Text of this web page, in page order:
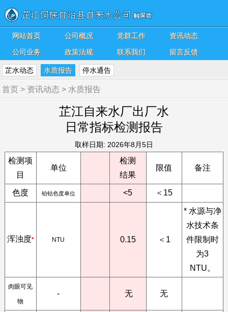
网站首页 公司概况 党群工作
资讯动态
公司业务
政策法规 联系我们 留言反馈
芷水动态 水质报告 停水通告
首页 > 资讯动态 > 水质报告
芷江自来水厂出厂水
日常指标检测报告
取样日期: 2026年8月5日
检测项
目
单位
检测
结果
限值 备注
色度 铂钴色度单位 <5 ＜15
浑浊度* NTU 0.15 ＜1
* 水源与净
水技术条
件限制时
为3
NTU。
肉眼可见
物
- 无 无